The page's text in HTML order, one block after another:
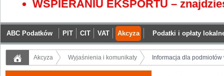
WSPIERANIU EKSPORTU –
ABC Podatków PIT CIT VAT Akcyza Podatki i opłaty
Akcyza Wyjaśnienia i komunikaty Informacja dla